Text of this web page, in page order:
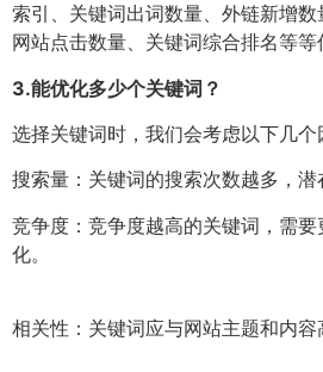
索引、关键词出词数量、外链新增数
网站点击数量、关键词综合排名等等
3.能优化多少个关键词？
选择关键词时，我们会考虑以下几个
搜索量：关键词的搜索次数越多，潜
竞争度：竞争度越高的关键词，需
化。
相关性：关键词应与网站主题和内容